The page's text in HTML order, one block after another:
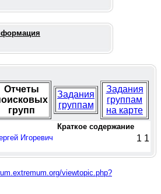
Отчеты
групп
Задания
группам
Задания
группам
на карте
Краткое содержание
Игоревич
1 1
viewtopic.php?